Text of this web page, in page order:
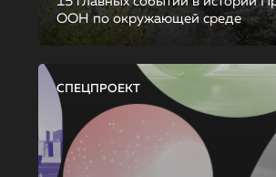
ООН по окружающей среде
СПЕЦПРОЕКТ